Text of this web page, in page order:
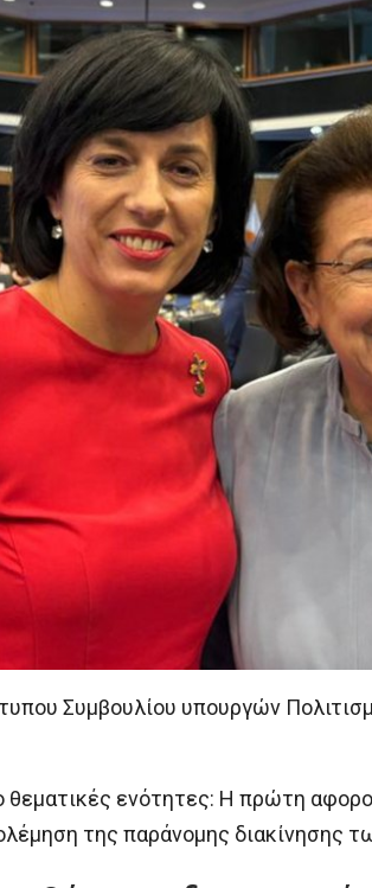
Συμβουλίου υπουργών
θεματικές ενότητες: Η πρώτη
της παράνομης διακίνησης